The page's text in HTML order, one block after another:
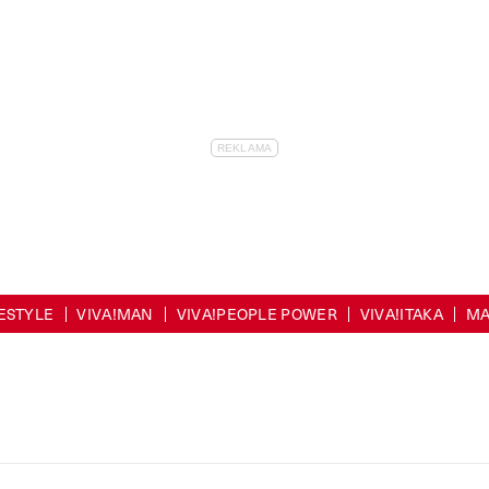
VIVA!MAN VIVA!PEOPLE POWER VIVA!ITAKA